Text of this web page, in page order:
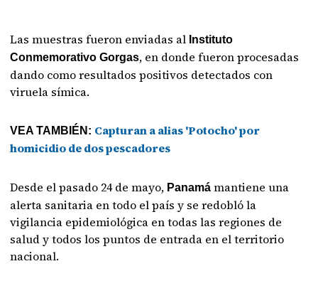
Las muestras fueron enviadas al Instituto
Conmemorativo Gorgas, en donde fueron procesadas
dando como resultados positivos detectados con
viruela símica.
VEA TAMBIÉN: Capturan a alias 'Potocho' por
homicidio de dos pescadores
Desde el pasado 24 de mayo, Panamámantiene una
alerta sanitaria en todo el país y se redobló la
vigilancia epidemiológica en todas las regiones de
salud y todos los puntos de entrada en el territorio
nacional.